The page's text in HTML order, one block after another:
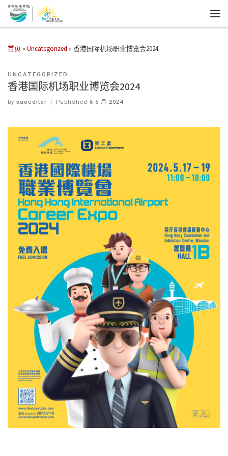
首页 » Uncategorized » 香港国际机场职业博览会2024
UNCATEGORIZED
香港国际机场职业博览会2024
by saoeditor | Published6 5 月 2024